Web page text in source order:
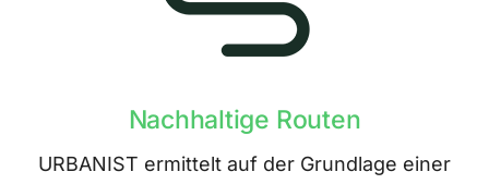
Nachhaltige Routen
URBANIST ermittelt auf der Grundlage einer